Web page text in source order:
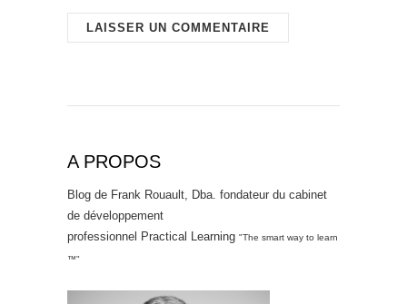
A PROPOS
Blog de Frank Rouault, Dba. fondateur du cabinet
de développement
professionnel Practical Learning "The smart way to learn
™"